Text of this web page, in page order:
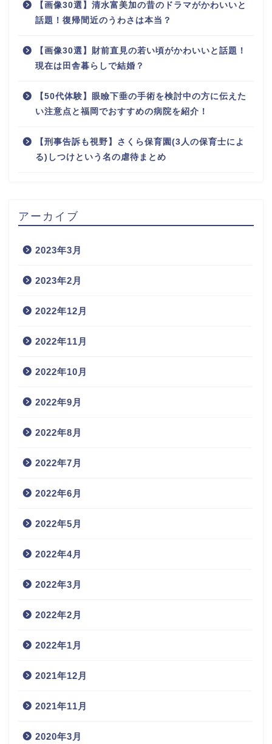
【画像30選】清水富美加の昔のドラマがかわいいと
話題！復帰間近のうわさは本当？
【画像30選】財前直見の若い頃がかわいいと話題！
現在は田舎暮らしで結婚？
【50代体験】眼瞼下垂の手術を検討中の方に伝えた
い注意点と福岡でおすすめの病院を紹介！
【刑事告訴も視野】さくら保育園(3人の保育士によ
る)しつけという名の虐待まとめ
アーカイブ
2023年3月
2023年2月
2022年12月
2022年11月
2022年10月
2022年9月
2022年8月
2022年7月
2022年6月
2022年5月
2022年4月
2022年3月
2022年2月
2022年1月
2021年12月
2021年11月
2020年3月